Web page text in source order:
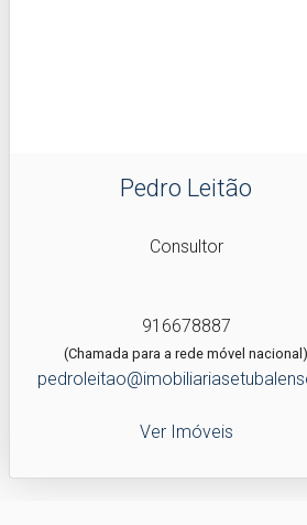
Pedro Leitão
Consultor
916678887
(Chamada para a rede móvel nacional)
Ver Imóveis